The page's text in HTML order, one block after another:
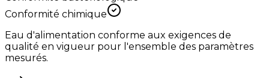
Conformité chimique
Eau d'alimentation conforme aux exigences de
qualité en vigueur pour l'ensemble des paramètres
mesurés.